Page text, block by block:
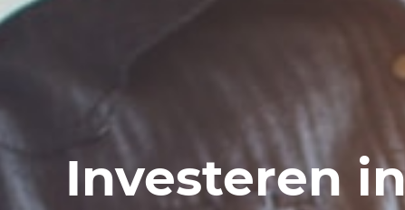
Investeren